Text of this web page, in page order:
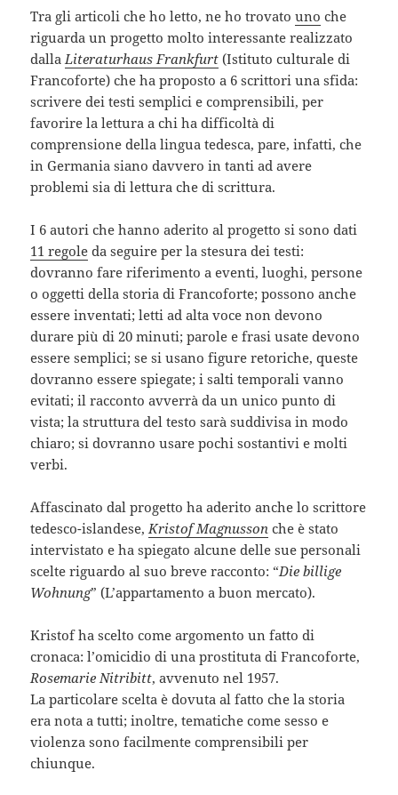
Tra gli articoli che ho letto, ne ho trovatouno che
riguarda un progetto molto interessante realizzato
dallaLiteraturhaus Frankfurt (Istituto culturale di
Francoforte) che ha proposto a 6 scrittori una sfida:
scrivere dei testi semplici e comprensibili, per
favorire la lettura a chi ha difficoltà di
comprensione della lingua tedesca, pare, infatti, che
in Germania siano davvero in tanti ad avere
problemi sia di lettura che di scrittura.
I 6 autori che hanno aderito al progetto si sono dati
11 regole da seguire per la stesura dei testi:
dovranno fare riferimento a eventi, luoghi, persone
o oggetti della storia di Francoforte; possono anche
essere inventati; letti ad alta voce non devono
durare più di 20 minuti; parole e frasi usate devono
essere semplici; se si usano figure retoriche, queste
dovranno essere spiegate; i salti temporali vanno
evitati; il racconto avverrà da un unico punto di
vista; la struttura del testo sarà suddivisa in modo
chiaro; si dovranno usare pochi sostantivi e molti
verbi.
Affascinato dal progetto ha aderito anche lo scrittore
tedesco-islandese,Kristof Magnusson che è stato
intervistato e ha spiegato alcune delle sue personali
scelte riguardo al suo breve racconto: “Die billige
Wohnung” (L’appartamento a buon mercato).
Kristof ha scelto come argomento un fatto di
cronaca: l’omicidio di una prostituta di Francoforte,
Rosemarie Nitribitt, avvenuto nel 1957.
La particolare scelta è dovuta al fatto che la storia
era nota a tutti; inoltre, tematiche come sesso e
violenza sono facilmente comprensibili per
chiunque.